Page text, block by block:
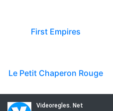
First Empires
Le Petit Chaperon Rouge